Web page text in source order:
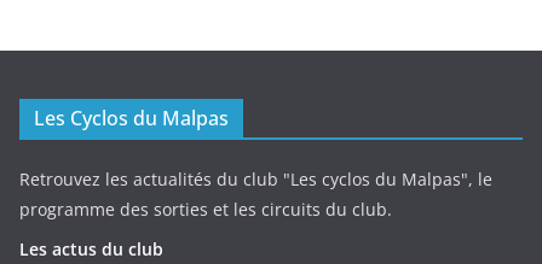
Les Cyclos du Malpas
Retrouvez les actualités du club "Les cyclos du Malpas", le
programme des sorties et les circuits du club.
Les actus du club